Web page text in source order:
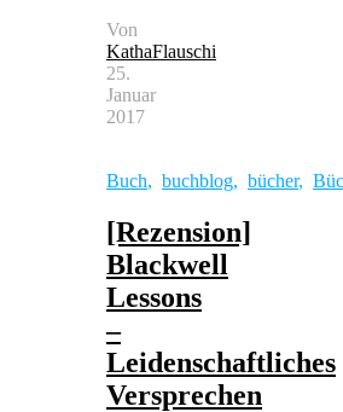
Von
KathaFlauschi
25.
Januar
2017
Buch, buchblog, bücher,
[Rezension]
Blackwell
Lessons
–
Leidenschaftliches
Versprechen